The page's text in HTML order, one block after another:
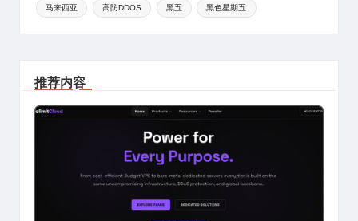
马来西亚 高防DDOS 黑五 黑色星期五
推荐内容